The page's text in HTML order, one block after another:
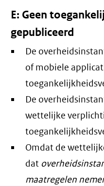
E: Geen
gepubliceerd
De
of mobiele
De
wettelijke
Omdat de
dat
maatregelen